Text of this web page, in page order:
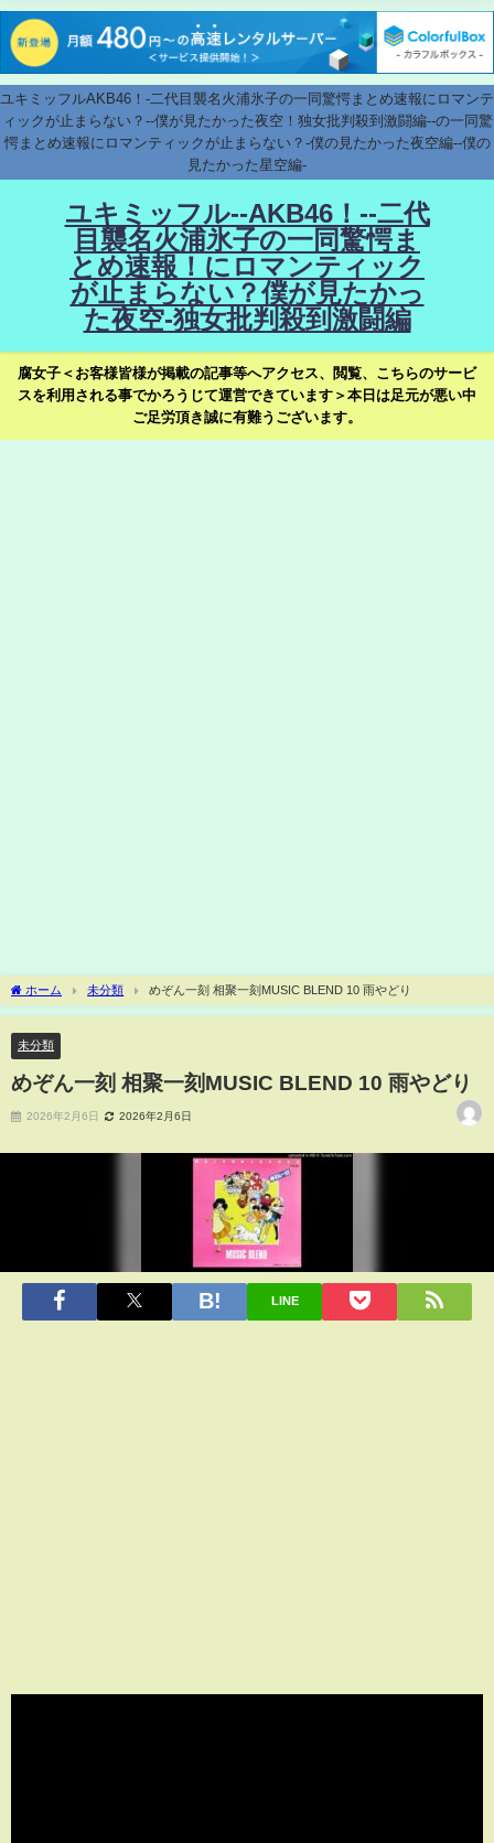
ユキミッフルAKB46！-二代目襲名火浦氷子の一同驚愕まとめ速報にロマンテ
ィックが止まらない？--僕が見たかった夜空！独女批判殺到激闘編--の一同驚
愕まとめ速報にロマンティックが止まらない？-僕の見たかった夜空編--僕の
見たかった星空編-
ユキミッフル--AKB46！--二代
目襲名火浦氷子の一同驚愕ま
とめ速報！にロマンティック
が止まらない？僕が見たかっ
た夜空-独女批判殺到激闘編
腐女子＜お客様皆様が掲載の記事等へアクセス、閲覧、こちらのサービ
スを利用される事でかろうじて運営できています＞本日は足元が悪い中
ご足労頂き誠に有難うございます。
ホーム 未分類 めぞん一刻 相聚一刻MUSIC BLEND 10 雨やどり
未分類
めぞん一刻 相聚一刻MUSIC BLEND 10 雨やどり
2026年2月6日 2026年2月6日
LINE